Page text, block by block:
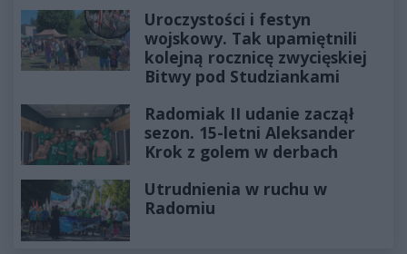
Uroczystości i festyn
wojskowy. Tak upamiętnili
kolejną rocznicę zwycięskiej
Bitwy pod Studziankami
Radomiak II udanie zaczął
sezon. 15-letni Aleksander
Krok z golem w derbach
Utrudnienia w ruchu w
Radomiu